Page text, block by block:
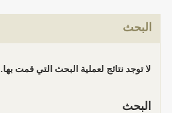
البحث
لا توجد نتائج لعملية البحث التي قمت بها.
البحث